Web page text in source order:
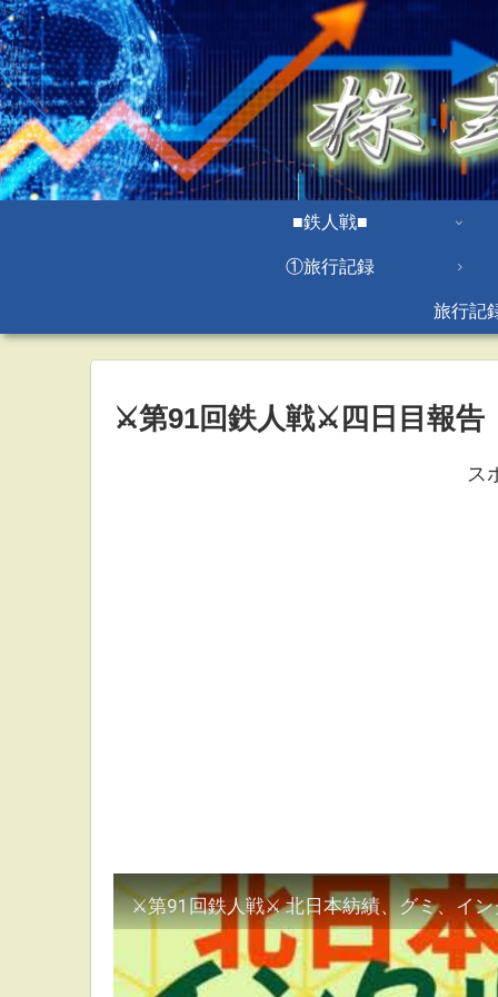
■鉄人戦■
①旅行記録
旅行記
⚔第91回鉄人戦⚔四日目報
ス
⚔第91回鉄人戦⚔ 北日本紡績、グミ、イン